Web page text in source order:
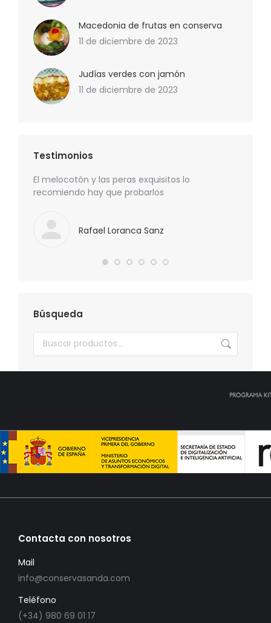
Macedonia de frutas en conserva
11 de diciembre de 2023
Judías verdes con jamón
11 de diciembre de 2023
Testimonios
El melocotón y las peras exquisitos lo
recomiendo hay que probarlos
Rafael Loranca Sanz
Búsqueda
Contacta con nosotros
Mail
info@conservasanda.com
Teléfono
(+34) 980 69 01 17